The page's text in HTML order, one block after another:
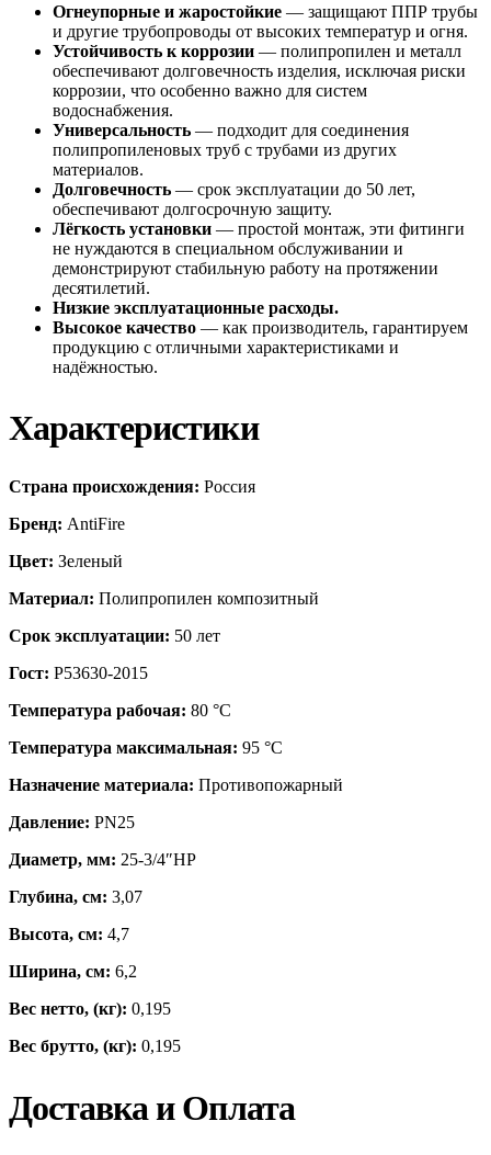
Огнеупорные и жаростойкие — защищают ППР трубы
и другие трубопроводы от высоких температур и огня.
Устойчивость к коррозии — полипропилен и металл
обеспечивают долговечность изделия, исключая риски
коррозии, что особенно важно для систем
водоснабжения.
Универсальность — подходит для соединения
полипропиленовых труб с трубами из других
материалов.
Долговечность — срок эксплуатации до 50 лет,
обеспечивают долгосрочную защиту.
Лёгкость установки — простой монтаж, эти фитинги
не нуждаются в специальном обслуживании и
демонстрируют стабильную работу на протяжении
десятилетий.
Низкие эксплуатационные расходы.
Высокое качество — как производитель, гарантируем
продукцию с отличными характеристиками и
надёжностью.
Характеристики
Страна происхождения: Россия
Бренд: AntiFire
Цвет: Зеленый
Материал: Полипропилен композитный
Срок эксплуатации: 50 лет
Гост: Р53630-2015
Температура рабочая: 80 °С
Температура максимальная: 95 °С
Назначение материала: Противопожарный
Давление: PN25
Диаметр, мм: 25-3/4″НР
Глубина, см: 3,07
Высота, см: 4,7
Ширина, см: 6,2
Вес нетто, (кг): 0,195
Вес брутто, (кг): 0,195
Доставка и Оплата